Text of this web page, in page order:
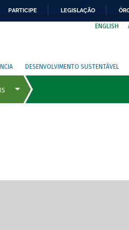
PARTICIPE LEGISLAÇÃO
ENGLISH
DESENVOLVIMENTO SUSTENTÁVEL
de